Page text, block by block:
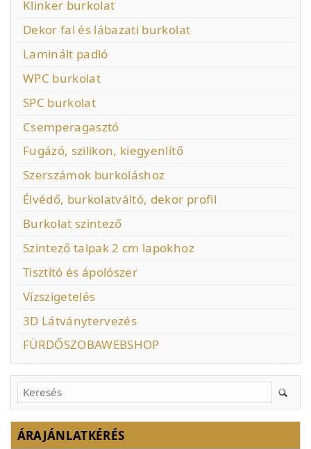
Klinker burkolat
Dekor fal és lábazati burkolat
Laminált padló
WPC burkolat
SPC burkolat
Csemperagasztó
Fugázó, szilikon, kiegyenlítő
Szerszámok burkoláshoz
Élvédő, burkolatváltó, dekor profil
Burkolat szintező
Szintező talpak 2 cm lapokhoz
Tisztító és ápolószer
Vízszigetelés
3D Látványtervezés
FÜRDŐSZOBAWEBSHOP
ÁRAJÁNLATKÉRÉS